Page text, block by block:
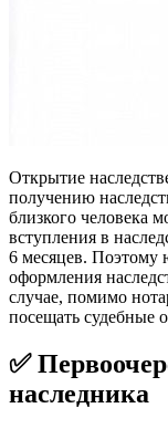
Открытие
получению
близкого человека
вступления в
6 месяцев. Поэтому
оформления
случае, помимо
посещать судебные
✅
наследника